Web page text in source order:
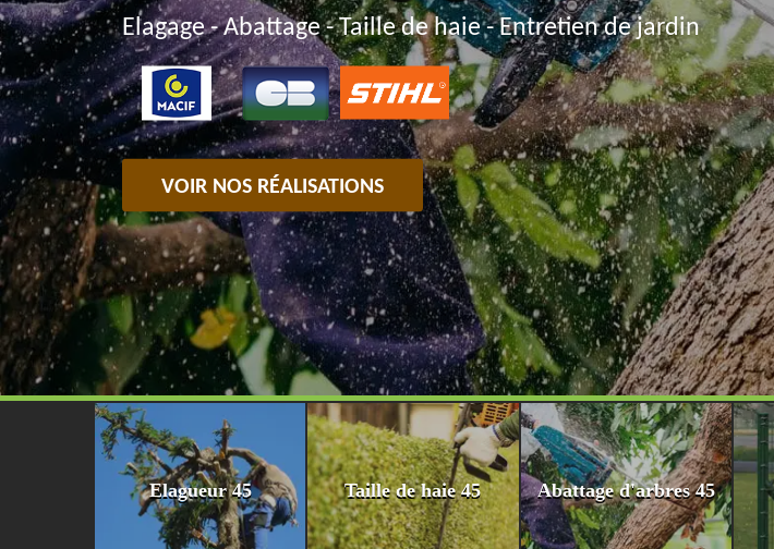
Elagage - Abattage - Taille de haie - Entretien de jardin
VOIR NOS RÉALISATIONS
Elagueur 45 Taille de haie 45 Abattage d'arbres 45